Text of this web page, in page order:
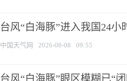
台风“白海豚”进入我国24
中国天气网 2026-08-08 09:55
台风“白海豚”眼区模糊已“